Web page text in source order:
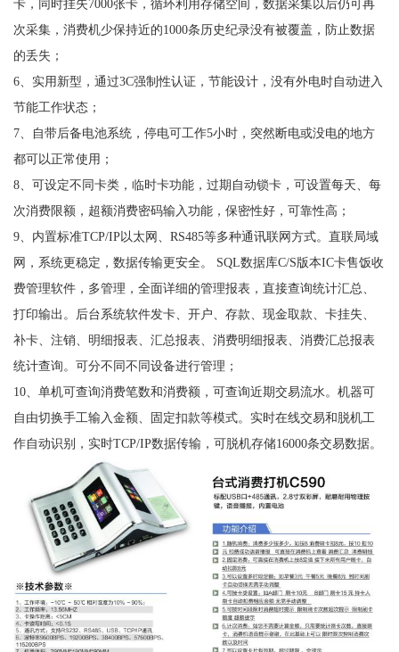
卡，同时挂失7000张卡，循环利用存储空间，数据采集以后仍可再
次采集，消费机少保持近的1000条历史纪录没有被覆盖，防止数据
的丢失；
6、实用新型，通过3C强制性认证，节能设计，没有外电时自动进入
节能工作状态；
7、自带后备电池系统，停电可工作5小时，突然断电或没电的地方
都可以正常使用；
8、可设定不同卡类，临时卡功能，过期自动锁卡，可设置每天、每
次消费限额，超额消费密码输入功能，保密性好，可靠性高；
9、内置标准TCP/IP以太网、RS485等多种通讯联网方式。直联局域
网，系统更稳定，数据传输更安全。 SQL数据库C/S版本IC卡售饭收
费管理软件，多管理，全面详细的管理报表，直接查询统计汇总、
打印输出。后台系统软件发卡、开户、存款、现金取款、卡挂失、
补卡、注销、明细报表、汇总报表、消费明细报表、消费汇总报表
统计查询。可分不同不同设备进行管理；
10、单机可查询消费笔数和消费额，可查询近期交易流水。机器可
自由切换手工输入金额、固定扣款等模式。实时在线交易和脱机工
作自动识别，实时TCP/IP数据传输，可脱机存储16000条交易数据。